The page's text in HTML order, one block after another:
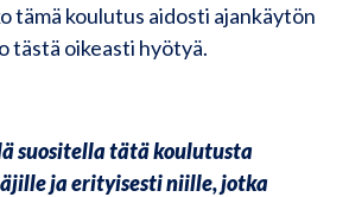
tämä koulutus aidosti ajankäytön
tästä oikeasti hyötyä.
suositella tätä koulutusta
ja erityisesti niille, jotka